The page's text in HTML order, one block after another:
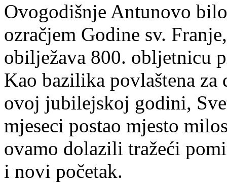
Ovogodišnje Antunovo
ozračjem Godine sv.
obilježava 800. obljetnicu
Kao bazilika povlaštena
ovoj jubilejskoj godini,
mjeseci postao mjesto
ovamo dolazili tražeći
i novi početak.